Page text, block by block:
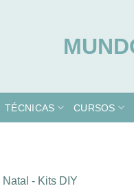
TÉCNICAS CURSOS